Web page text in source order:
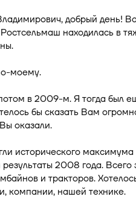
добрый день!
находилась в
моему.
в 2009-м. Я тогда был
бы сказать Вам
оказали.
исторического
2008 года. Всего
и тракторов.
компании, нашей технике.